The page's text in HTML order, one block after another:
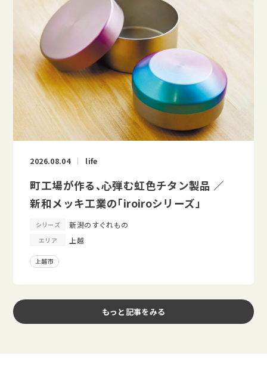
2026.08.04 life
町工場が作る、心弾む虹色チタン製品 ／
新和メッキ工業の「iroiroシリーズ」
シリーズ 新潟のすぐれもの
エリア 上越
上越市
もっと記事をみる